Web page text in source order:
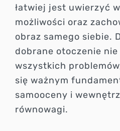
łatwiej jest uwierzyć
możliwości oraz
obraz samego siebie.
dobrane otoczenie nie
wszystkich
się ważnym
samooceny i
równowagi.